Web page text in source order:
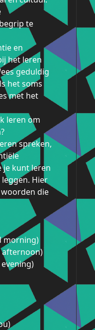
te
en
het leren
geduldig
het soms
met het
leren om
spreken,
je kunt leren
Hier
die
morning)
afternoon)